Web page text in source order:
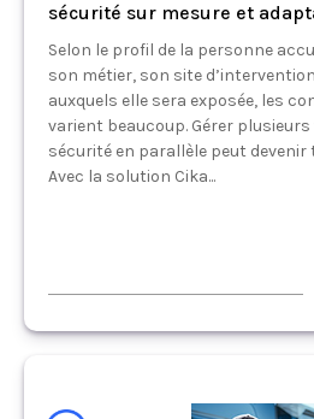
sécurité sur mesure et
Selon le profil de la personne
son métier, son site
auxquels elle sera exposée, les
varient beaucoup. Gérer
sécurité en parallèle peut devenir
Avec la solution Cika...